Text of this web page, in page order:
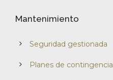
Mantenimiento
Seguridad gestionada
Planes de contingencia